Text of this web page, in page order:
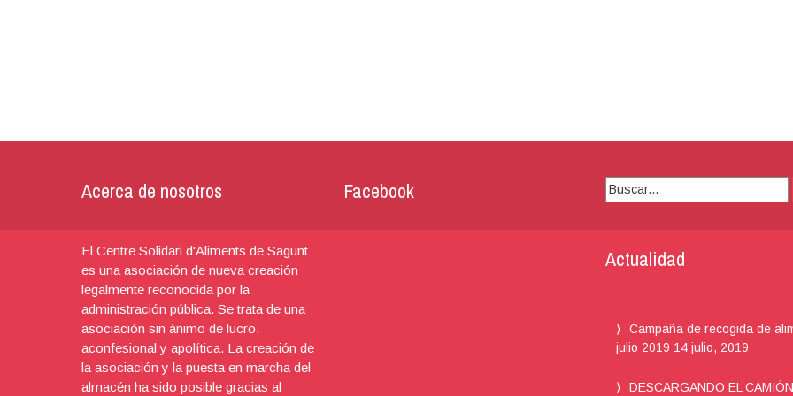
Acerca de nosotros
El Centre Solidari d'Aliments de Sagunt
es una asociación de nueva creación
legalmente reconocida por la
administración pública. Se trata de una
asociación sin ánimo de lucro,
aconfesional y apolítica. La creación de
la asociación y la puesta en marcha del
almacén ha sido posible gracias al
Facebook Buscar:
Actualidad
Campaña de recogida de
julio 2019 14 julio, 2019
DESCARGANDO EL CAMIÓN